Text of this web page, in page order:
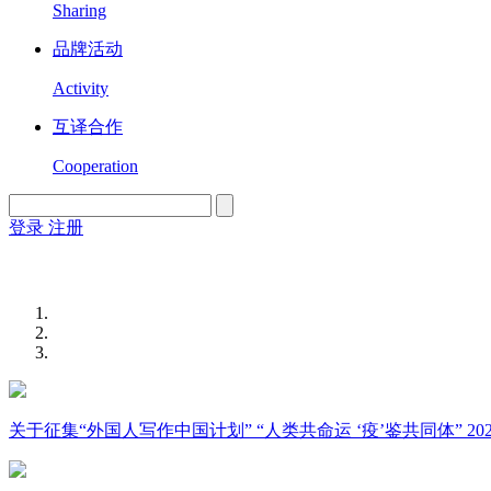
Sharing
品牌活动
Activity
互译合作
Cooperation
登录 注册
关于征集“外国人写作中国计划” “人类共命运 ‘疫’鉴共同体”